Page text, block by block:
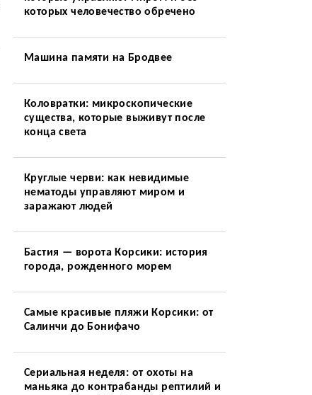
которых человечество обречено
Машина памяти на Бродвее
Коловратки: микроскопические
существа, которые выживут после
конца света
Круглые черви: как невидимые
нематоды управляют миром и
заражают людей
Бастия — ворота Корсики: история
города, рожденного морем
Самые красивые пляжи Корсики: от
Салинчи до Бонифачо
Сериальная неделя: от охоты на
маньяка до контрабанды рептилий и